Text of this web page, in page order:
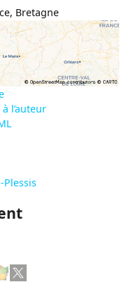
, Bretagne
l’auteur
Plessis